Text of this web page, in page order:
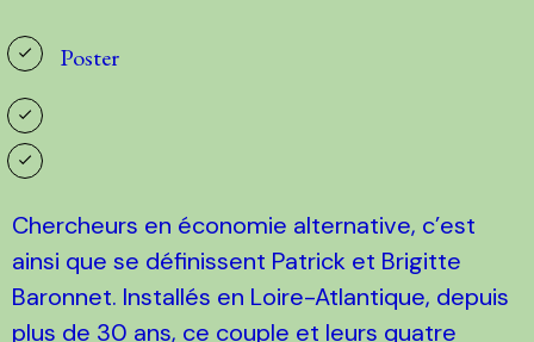
Poster
Chercheurs en économie alternative, c’est
ainsi que se définissent Patrick et Brigitte
Baronnet. Installés en Loire-Atlantique, depuis
plus de 30 ans, ce couple et leurs quatre